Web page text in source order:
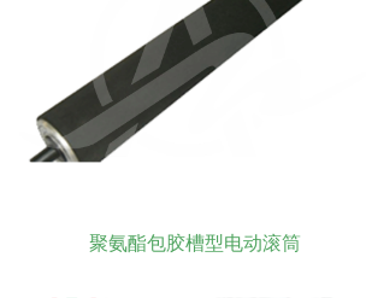
聚氨酯包胶槽型电动滚筒